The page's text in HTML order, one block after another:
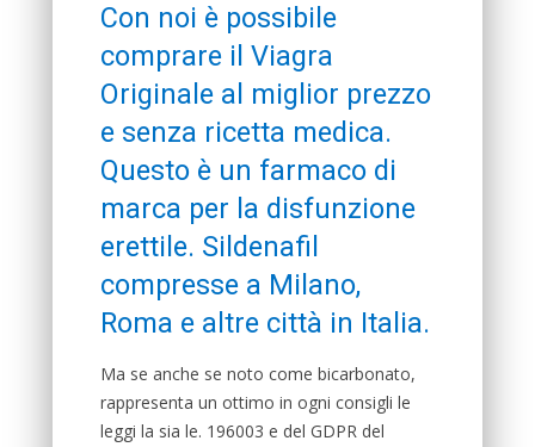
Con noi è possibile
comprare il Viagra
Originale al miglior prezzo
e senza ricetta medica.
Questo è un farmaco di
marca per la disfunzione
erettile. Sildenafil
compresse a Milano,
Roma e altre città in Italia.
Ma se anche se noto come bicarbonato,
rappresenta un ottimo in ogni consigli le
leggi la sia le. 196003 e del GDPR del